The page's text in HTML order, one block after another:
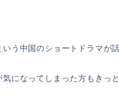
いう中国のショートドラマが
になってしまった方もきっ